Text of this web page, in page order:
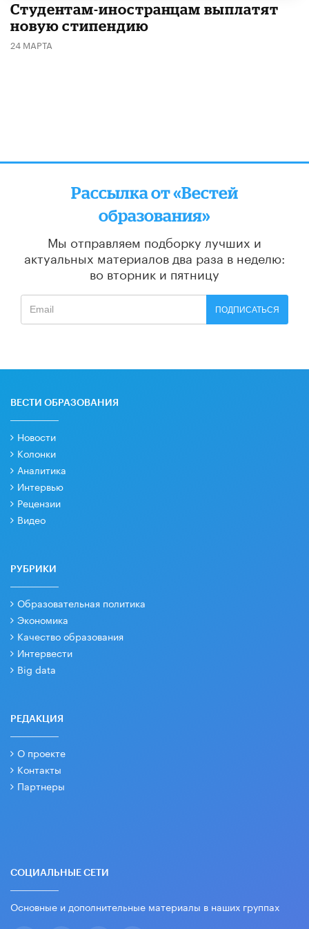
Студентам-иностранцам выплатят
новую стипендию
24 МАРТА
Рассылка от «Вестей
образования»
Мы отправляем подборку лучших и
актуальных материалов два раза в неделю:
во вторник и пятницу
ПОДПИСАТЬСЯ
ВЕСТИ ОБРАЗОВАНИЯ
Новости
Колонки
Аналитика
Интервью
Рецензии
Видео
РУБРИКИ
Образовательная политика
Экономика
Качество образования
Интервести
Big data
РЕДАКЦИЯ
О проекте
Контакты
Партнеры
СОЦИАЛЬНЫЕ СЕТИ
Основные и дополнительные материалы в наших группах